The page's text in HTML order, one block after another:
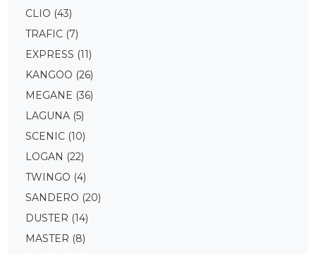
CLIO (43)
TRAFIC (7)
EXPRESS (11)
KANGOO (26)
MEGANE (36)
LAGUNA (5)
SCENIC (10)
LOGAN (22)
TWINGO (4)
SANDERO (20)
DUSTER (14)
MASTER (8)